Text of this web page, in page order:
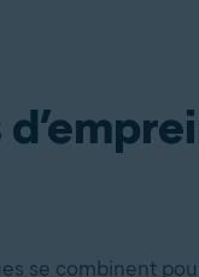
se combinent